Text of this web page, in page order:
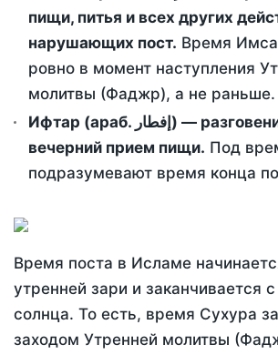
пищи, питья и всех других
нарушающих пост. Время
ровно в момент наступления
молитвы (Фаджр), а не раньше.
Ифтар (араб. إفطار) — разговение - это
вечерний прием пищи. Под
подразумевают время конца
Время поста в Исламе
утренней зари и заканчивается
солнца. То есть, время Сухура
заходом Утренней молитвы